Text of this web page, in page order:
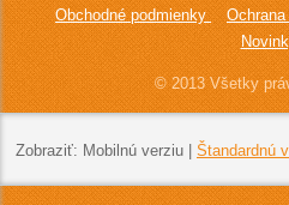
Obchodné podmienky
© 2013 Všetky
Zobraziť: Mobilnú verziu| Štandardnú